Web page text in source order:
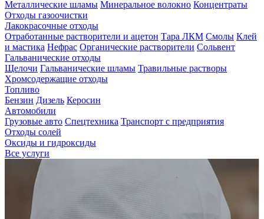
Металлические шламы Минеральное волокно Концентраты
Отходы газоочистки
Лакокрасочные отходы
Отработанные растворители и ацетон Тара ЛКМ Смолы Клей
и мастика Нефрас Органические растворители Сольвент
Гальванические отходы
Щелочи Гальванические шламы Травильные растворы
Хромсодержащие отходы
Топливо
Бензин Дизель Керосин
Автомобили
Грузовые авто Спецтехника Транспорт с предприятия
Отходы солей
Оксиды и гидроксиды
Все услуги